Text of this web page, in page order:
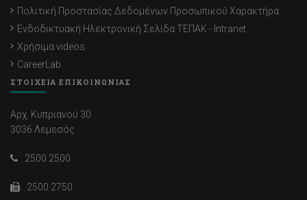
Πολιτική Προστασίας Δεδομένων Προσωπικού Χαρακτήρα
Ενδοδικτυακή Ηλεκτρονική Σελίδα ΤΕΠΑΚ - Intranet
Χρήσιμα videos
CareerLab
ΣΤΟΙΧΕΙΑ ΕΠΙΚΟΙΝΩΝΙΑΣ
Αρχ. Κυπριανού 30
3036 Λεμεσός
2500 2500
2500 2750